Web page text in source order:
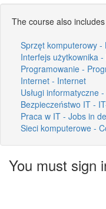
The course also
Sprzęt komputerowy -
Interfejs użytkownika
Programowanie -
Internet - Internet
Usługi informatyczne
Bezpieczeństwo IT -
Praca w IT - Jobs in
Sieci komputerowe -
You must sign